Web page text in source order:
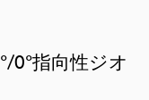
0°指向性ジオ